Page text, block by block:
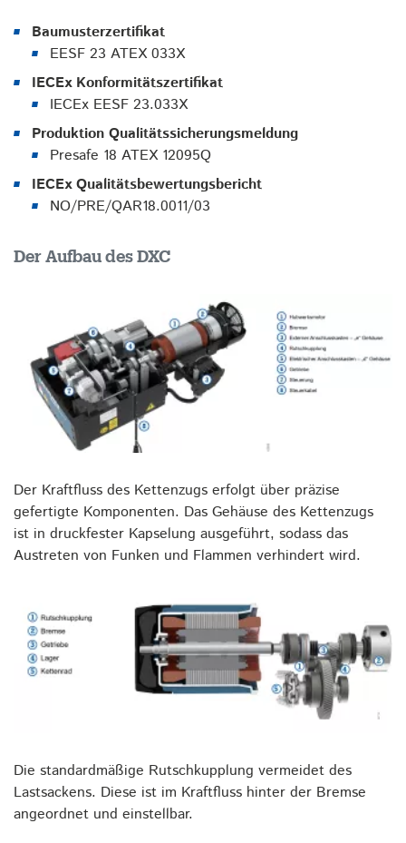
Baumusterzertifikat
EESF 23 ATEX 033X
IECEx Konformitätszertifikat
IECEx EESF 23.033X
Produktion Qualitätssicherungsmeldung
Presafe 18 ATEX 12095Q
IECEx Qualitätsbewertungsbericht
NO/PRE/QAR18.0011/03
Der Aufbau des DXC
Der Kraftfluss des Kettenzugs erfolgt über präzise
gefertigte Komponenten. Das Gehäuse des Kettenzugs
ist in druckfester Kapselung ausgeführt, sodass das
Austreten von Funken und Flammen verhindert wird.
Die standardmäßige Rutschkupplung vermeidet des
Lastsackens. Diese ist im Kraftfluss hinter der Bremse
angeordnet und einstellbar.